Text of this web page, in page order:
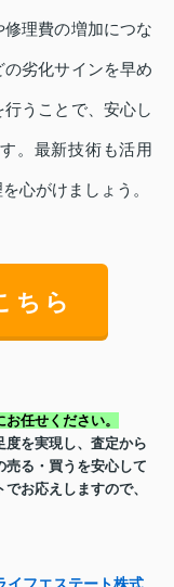
理費の増加につな
劣化サインを早め
うことで、安心し
。最新技術も活用
心がけましょう。
ちら
任せください。
度を実現し、査定から
売る・買うを安心して
お応えしますので、